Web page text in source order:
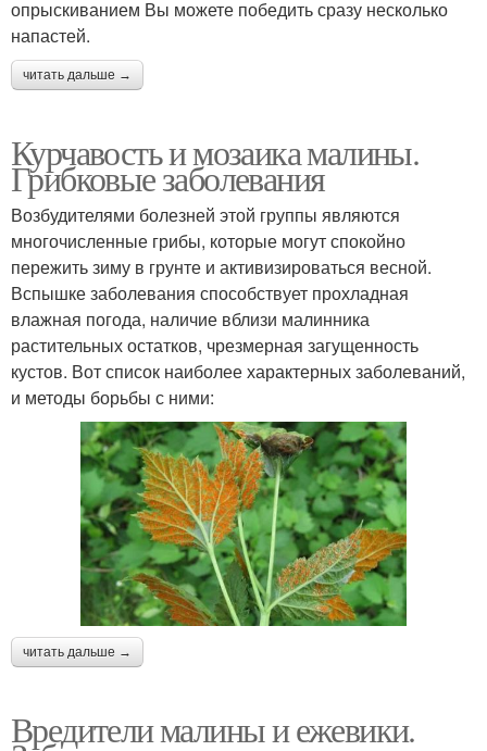
опрыскиванием Вы можете победить сразу несколько
напастей.
читать дальше →
Курчавость и мозаика малины.
Грибковые заболевания
Возбудителями болезней этой группы являются
многочисленные грибы, которые могут спокойно
пережить зиму в грунте и активизироваться весной.
Вспышке заболевания способствует прохладная
влажная погода, наличие вблизи малинника
растительных остатков, чрезмерная загущенность
кустов. Вот список наиболее характерных заболеваний,
и методы борьбы с ними:
читать дальше →
Вредители малины и ежевики.